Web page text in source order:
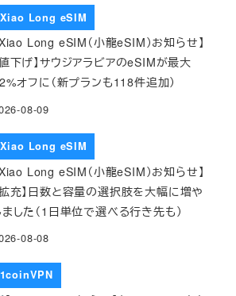
Xiao Long eSIM
Xiao Long eSIM（小龍eSIM）お知らせ】
値下げ】サウジアラビアのeSIMが最大
オフに（新プランも118件追加）
08-09
Xiao Long eSIM
Xiao Long eSIM（小龍eSIM）お知らせ】
拡充】日数と容量の選択肢を大幅に増や
ました（1日単位で選べる行き先も）
08-08
1coinVPN